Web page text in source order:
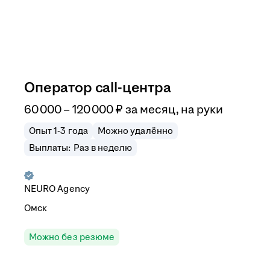
Оператор call-центра
60 000–120 000₽ за месяц, на руки
Опыт 1-3 года
Можно удалённо
Выплаты: Раз в неделю
NEURO Agency
Омск
Можно без резюме